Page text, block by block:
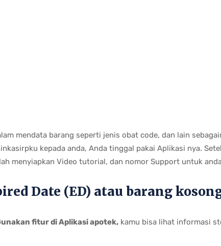
mendata barang seperti jenis obat code, dan lain
kepada anda, Anda tinggal pakai Aplikasi nya.
menyiapkan Video tutorial, dan nomor Support untuk
Date (ED) atau barang
fitur di Aplikasi apotek, kamu bisa lihat informasi